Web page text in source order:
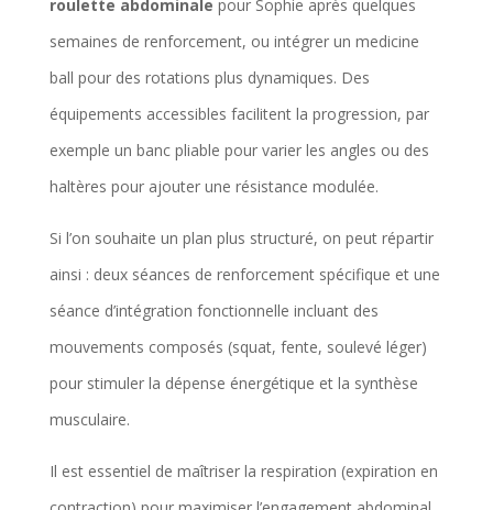
roulette abdominale pour Sophie après quelques
semaines de renforcement, ou intégrer un medicine
ball pour des rotations plus dynamiques. Des
équipements accessibles facilitent la progression, par
exemple un banc pliable pour varier les angles ou des
haltères pour ajouter une résistance modulée.
Si l’on souhaite un plan plus structuré, on peut répartir
ainsi : deux séances de renforcement spécifique et une
séance d’intégration fonctionnelle incluant des
mouvements composés (squat, fente, soulevé léger)
pour stimuler la dépense énergétique et la synthèse
musculaire.
Il est essentiel de maîtriser la respiration (expiration en